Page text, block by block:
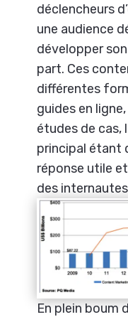
déclencheurs
une audience
développer
part. Ces
différentes
guides en
études de cas,
principal étant
réponse utile
des
En plein boum